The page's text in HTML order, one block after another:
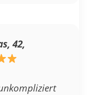
42,